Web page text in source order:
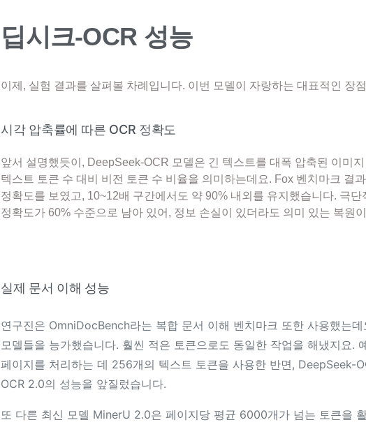
딥시크-OCR 성능
이제, 실험 결과를 살펴볼 차례입니다. 이번 모델이 자랑하는 대표적인 장
시각 압축률에 따른 OCR 정확도
앞서 설명했듯이, DeepSeek-OCR 모델은 긴 텍스트를 대폭 압축된 이미
텍스트 토큰 수 대비 비전 토큰 수 비율을 의미하는데요. Fox 벤치마크 결
정확도를 보였고, 10~12배 구간에서도 약 90% 내외를 유지했습니다. 극
정확도가 60% 수준으로 남아 있어, 정보 손실이 있더라도 의미 있는 복원
실제 문서 이해 성능
연구진은 OmniDocBench라는 복합 문서 이해 벤치마크 또한 사용했는
모델들을 능가했습니다. 훨씬 적은 토큰으로도 동일한 작업을 해냈지요.
페이지를 처리하는 데 256개의 텍스트 토큰을 사용한 반면, DeepSeek-
OCR 2.0의 성능을 앞질렀습니다.
또 다른 최신 모델 MinerU 2.0은 페이지당 평균 6000개가 넘는 토큰을